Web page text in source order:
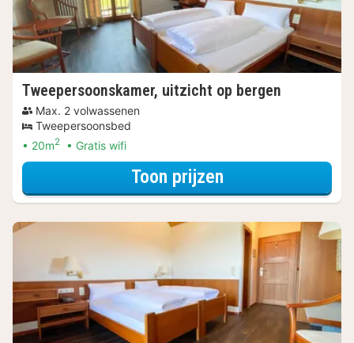
Tweepersoonskamer, uitzicht op bergen
Max. 2 volwassenen
Tweepersoonsbed
20m2 Gratis wifi
Toon prijzenvoor